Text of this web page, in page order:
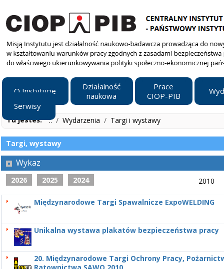
O Instytucie
Działalność
naukowa
Prace
CIOP-PIB
Serwisy
Tu jesteś: ../ Wydarzenia / Targi i wystawy
Targi, wystawy
Wykaz
2026 2025 2024 2010
Międzynarodowe Targi Spawalnicze ExpoWELDING
Unikalna wystawa plakatów bezpieczeństwa pracy
20. Międzynarodowe Targi Ochrony Pracy,